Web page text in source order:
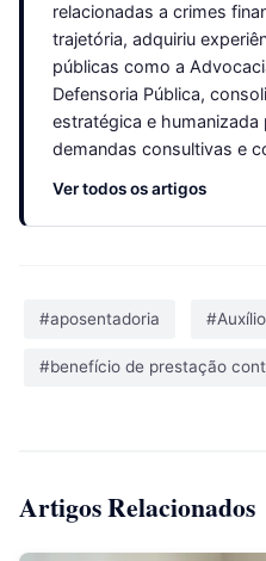
relacionadas a crimes
trajetória, adquiriu
públicas como a
Defensoria Pública,
estratégica e humanizada
demandas consultivas e
Ver todos os artigos
#aposentadoria
#benefício de prestação
Artigos Relacionados